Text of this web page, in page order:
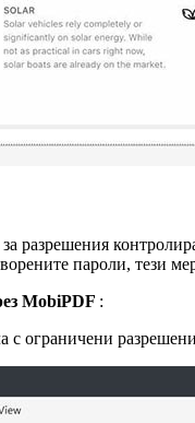
разрешения
пароли, тези
MobiPDF :
с ограничени